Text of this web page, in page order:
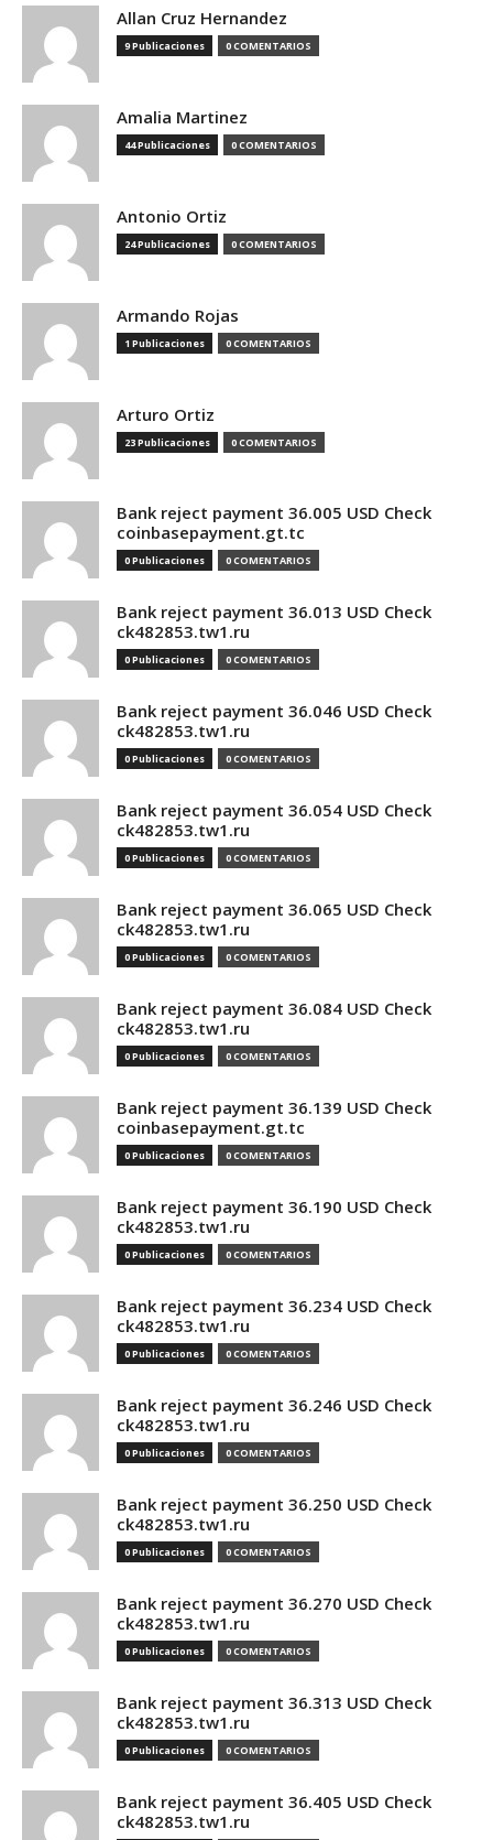
Allan Cruz Hernandez
9 Publicaciones 0 COMENTARIOS
Amalia Martinez
44 Publicaciones 0 COMENTARIOS
Antonio Ortiz
24 Publicaciones 0 COMENTARIOS
Armando Rojas
1 Publicaciones 0 COMENTARIOS
Arturo Ortiz
23 Publicaciones 0 COMENTARIOS
Bank reject payment 36.005 USD Check
coinbasepayment.gt.tc
0 Publicaciones 0 COMENTARIOS
Bank reject payment 36.013 USD Check
ck482853.tw1.ru
0 Publicaciones 0 COMENTARIOS
Bank reject payment 36.046 USD Check
ck482853.tw1.ru
0 Publicaciones 0 COMENTARIOS
Bank reject payment 36.054 USD Check
ck482853.tw1.ru
0 Publicaciones 0 COMENTARIOS
Bank reject payment 36.065 USD Check
ck482853.tw1.ru
0 Publicaciones 0 COMENTARIOS
Bank reject payment 36.084 USD Check
ck482853.tw1.ru
0 Publicaciones 0 COMENTARIOS
Bank reject payment 36.139 USD Check
coinbasepayment.gt.tc
0 Publicaciones 0 COMENTARIOS
Bank reject payment 36.190 USD Check
ck482853.tw1.ru
0 Publicaciones 0 COMENTARIOS
Bank reject payment 36.234 USD Check
ck482853.tw1.ru
0 Publicaciones 0 COMENTARIOS
Bank reject payment 36.246 USD Check
ck482853.tw1.ru
0 Publicaciones 0 COMENTARIOS
Bank reject payment 36.250 USD Check
ck482853.tw1.ru
0 Publicaciones 0 COMENTARIOS
Bank reject payment 36.270 USD Check
ck482853.tw1.ru
0 Publicaciones 0 COMENTARIOS
Bank reject payment 36.313 USD Check
ck482853.tw1.ru
0 Publicaciones 0 COMENTARIOS
Bank reject payment 36.405 USD Check
ck482853.tw1.ru